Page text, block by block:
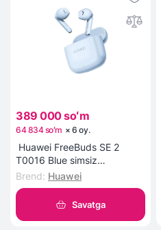
389 000 soʻm
64 834 soʻm ×6 oy.
Huawei FreeBuds SE 2
T0016 Blue simsiz
quloqchinlari
Brend: Huawei
Savatga